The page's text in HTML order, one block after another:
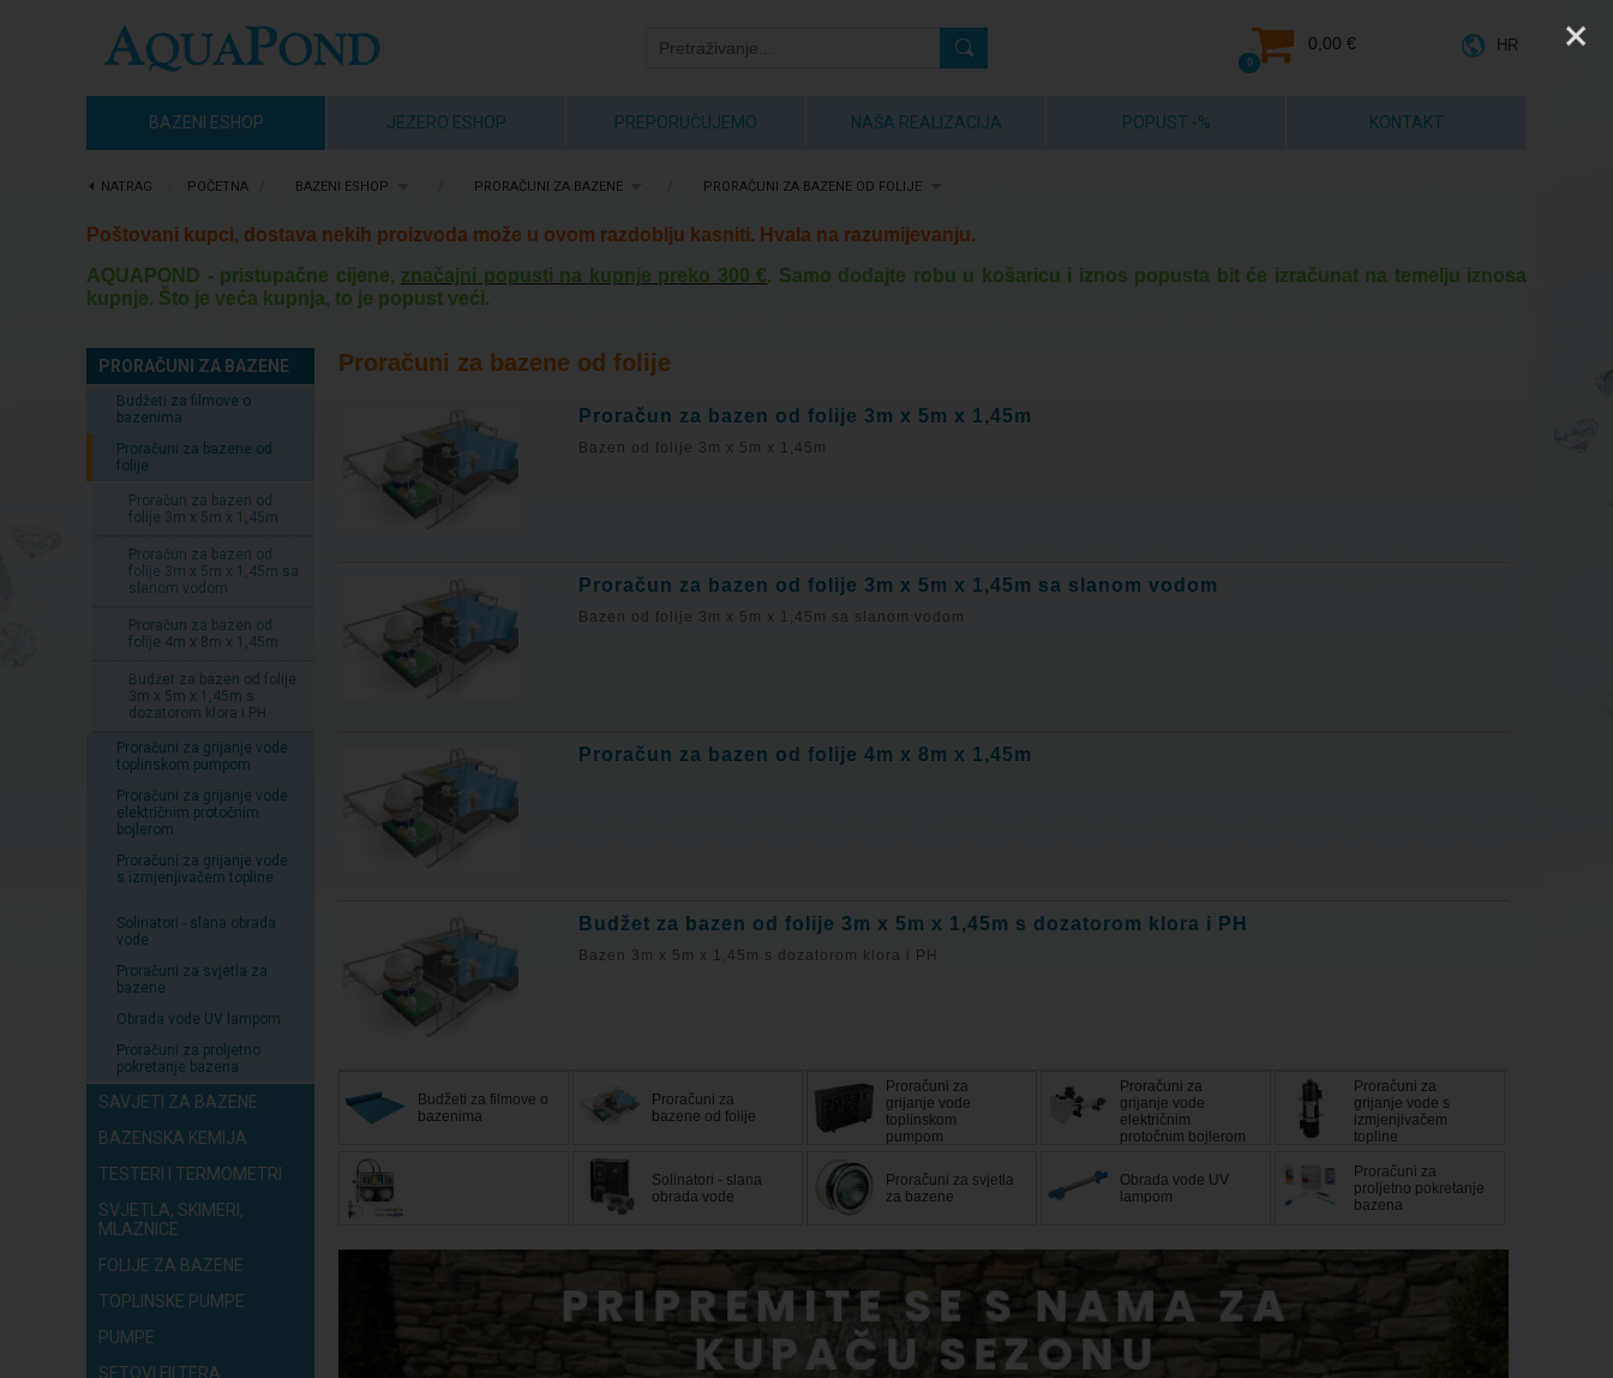
0,00 €
0
HR
BAZENI ESHOP JEZERO ESHOP PREPORUČUJEMO NAŠA REALIZACIJA POPUST -% KONTAKT
NATRAG POČETNA BAZENI ESHOP PRORAČUNI ZA BAZENE PRORAČUNI ZA BAZENE OD FOLIJE
Poštovani kupci, dostava nekih proizvoda može u ovom razdoblju kasniti. Hvala na razumijevanju.
AQUAPOND - pristupačne cijene, značajni popusti na kupnje preko 300 €. Samo dodajte robu u košaricu i iznos popusta bit će izračunat na temelju iznosa
kupnje. Što je veća kupnja, to je popust veći.
PRORAČUNI ZA BAZENE
Budžeti za filmove o
bazenima
Proračuni za bazene od
folije
Proračun za bazen od
folije 3m x 5m x 1,45m
Proračun za bazen od
folije 3m x 5m x 1,45m sa
slanom vodom
Proračun za bazen od
folije 4m x 8m x 1,45m
Budžet za bazen od folije
3m x 5m x 1,45m s
dozatorom klora i PH
Proračuni za grijanje vode
toplinskom pumpom
Proračuni za grijanje vode
električnim protočnim
bojlerom
Proračuni za grijanje vode
s izmjenjivačem topline
Solinatori - slana obrada
vode
Proračuni za svjetla za
bazene
Obrada vode UV lampom
Proračuni za proljetno
pokretanje bazena
SAVJETI ZA BAZENE
BAZENSKA KEMIJA
TESTERI I TERMOMETRI
SVJETLA, SKIMERI,
MLAZNICE
FOLIJE ZA BAZENE
TOPLINSKE PUMPE
PUMPE
SETOVI FILTERA
Proračuni za bazene od folije
Proračun za bazen od folije 3m x 5m x 1,45m
Bazen od folije 3m x 5m x 1,45m
Proračun za bazen od folije 3m x 5m x 1,45m sa slanom vodom
Bazen od folije 3m x 5m x 1,45m sa slanom vodom
Proračun za bazen od folije 4m x 8m x 1,45m
Budžet za bazen od folije 3m x 5m x 1,45m s dozatorom klora i PH
Bazen 3m x 5m x 1,45m s dozatorom klora i PH
Budžeti za filmove o
bazenima
Proračuni za
bazene od folije
Proračuni za
grijanje vode
toplinskom
pumpom
Proračuni za
grijanje vode
električnim
protočnim bojlerom
Proračuni za
grijanje vode s
izmjenjivačem
topline
Solinatori - slana
obrada vode
Proračuni za svjetla
za bazene
Obrada vode UV
lampom
Proračuni za
proljetno pokretanje
bazena